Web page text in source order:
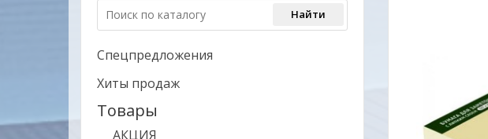
Спецпредложения
Хиты продаж
Товары
АКЦИЯ